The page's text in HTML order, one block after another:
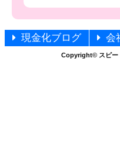
現金化ブログ 会
Copyright© スピー